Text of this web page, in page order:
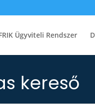
Ügyviteli Rendszer
kereső